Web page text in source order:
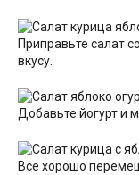
Приправьте салат
вкусу.
Добавьте йогурт и
Все хорошо